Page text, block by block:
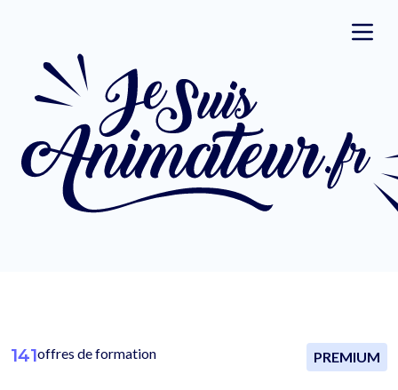
141offres de formation PREMIUM